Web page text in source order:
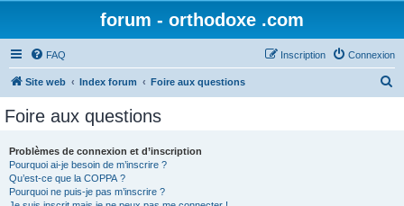
forum - orthodoxe .com
FAQ Connexion
Inscription
Site web Index forum Foire aux questions
Foire aux questions
Problèmes de connexion et d’inscription
Pourquoi ai-je besoin de m’inscrire ?
Qu’est-ce que la COPPA ?
Pourquoi ne puis-je pas m’inscrire ?